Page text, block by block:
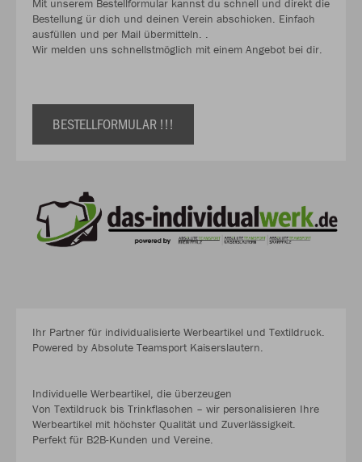
Mit unserem Bestellformular kannst du schnell und direkt die
Bestellung ür dich und deinen Verein abschicken. Einfach
ausfüllen und per Mail übermitteln. .
Wir melden uns schnellstmöglich mit einem Angebot bei dir.
BESTELLFORMULAR !!!
Ihr Partner für individualisierte Werbeartikel und Textildruck.
Powered by Absolute Teamsport Kaiserslautern.
Individuelle Werbeartikel, die überzeugen
Von Textildruck bis Trinkflaschen – wir personalisieren Ihre
Werbeartikel mit höchster Qualität und Zuverlässigkeit.
Perfekt für B2B-Kunden und Vereine.